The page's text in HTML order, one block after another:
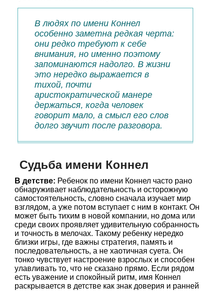
В людях по имени Коннел
особенно заметна редкая черта:
они редко требуют к себе
внимания, но именно поэтому
запоминаются надолго. В жизни
это нередко выражается в
тихой, почти
аристократической манере
держаться, когда человек
говорит мало, а смысл его слов
долго звучит после разговора.
Судьба имени Коннел
В детстве: Ребенок по имени Коннел часто рано
обнаруживает наблюдательность и осторожную
самостоятельность, словно сначала изучает мир
взглядом, а уже потом вступает с ним в контакт. Он
может быть тихим в новой компании, но дома или
среди своих проявляет удивительную собранность
и точность в мелочах. Такому ребенку нередко
близки игры, где важны стратегия, память и
последовательность, а не хаотичная суета. Он
тонко чувствует настроение взрослых и способен
улавливать то, что не сказано прямо. Если рядом
есть уважение и спокойный ритм, имя Коннел
раскрывается в детстве как знак доверия и ранней